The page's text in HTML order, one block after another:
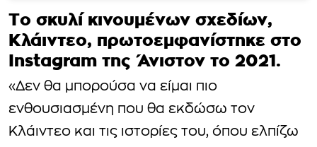
Το σκυλί κινουμένων σχεδίων,
Κλάιντεο, πρωτοεμφανίστηκε στο
Instagram της Άνιστον το 2021.
«Δεν θα μπορούσα να είμαι πιο
ενθουσιασμένη που θα εκδώσω τον
Κλάιντεο και τις ιστορίες του, όπου ελπίζω